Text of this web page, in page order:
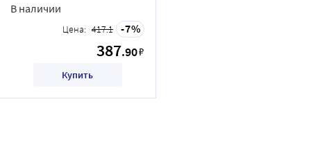
В наличии
Цена: 417.1 7
387.90₽
Купить